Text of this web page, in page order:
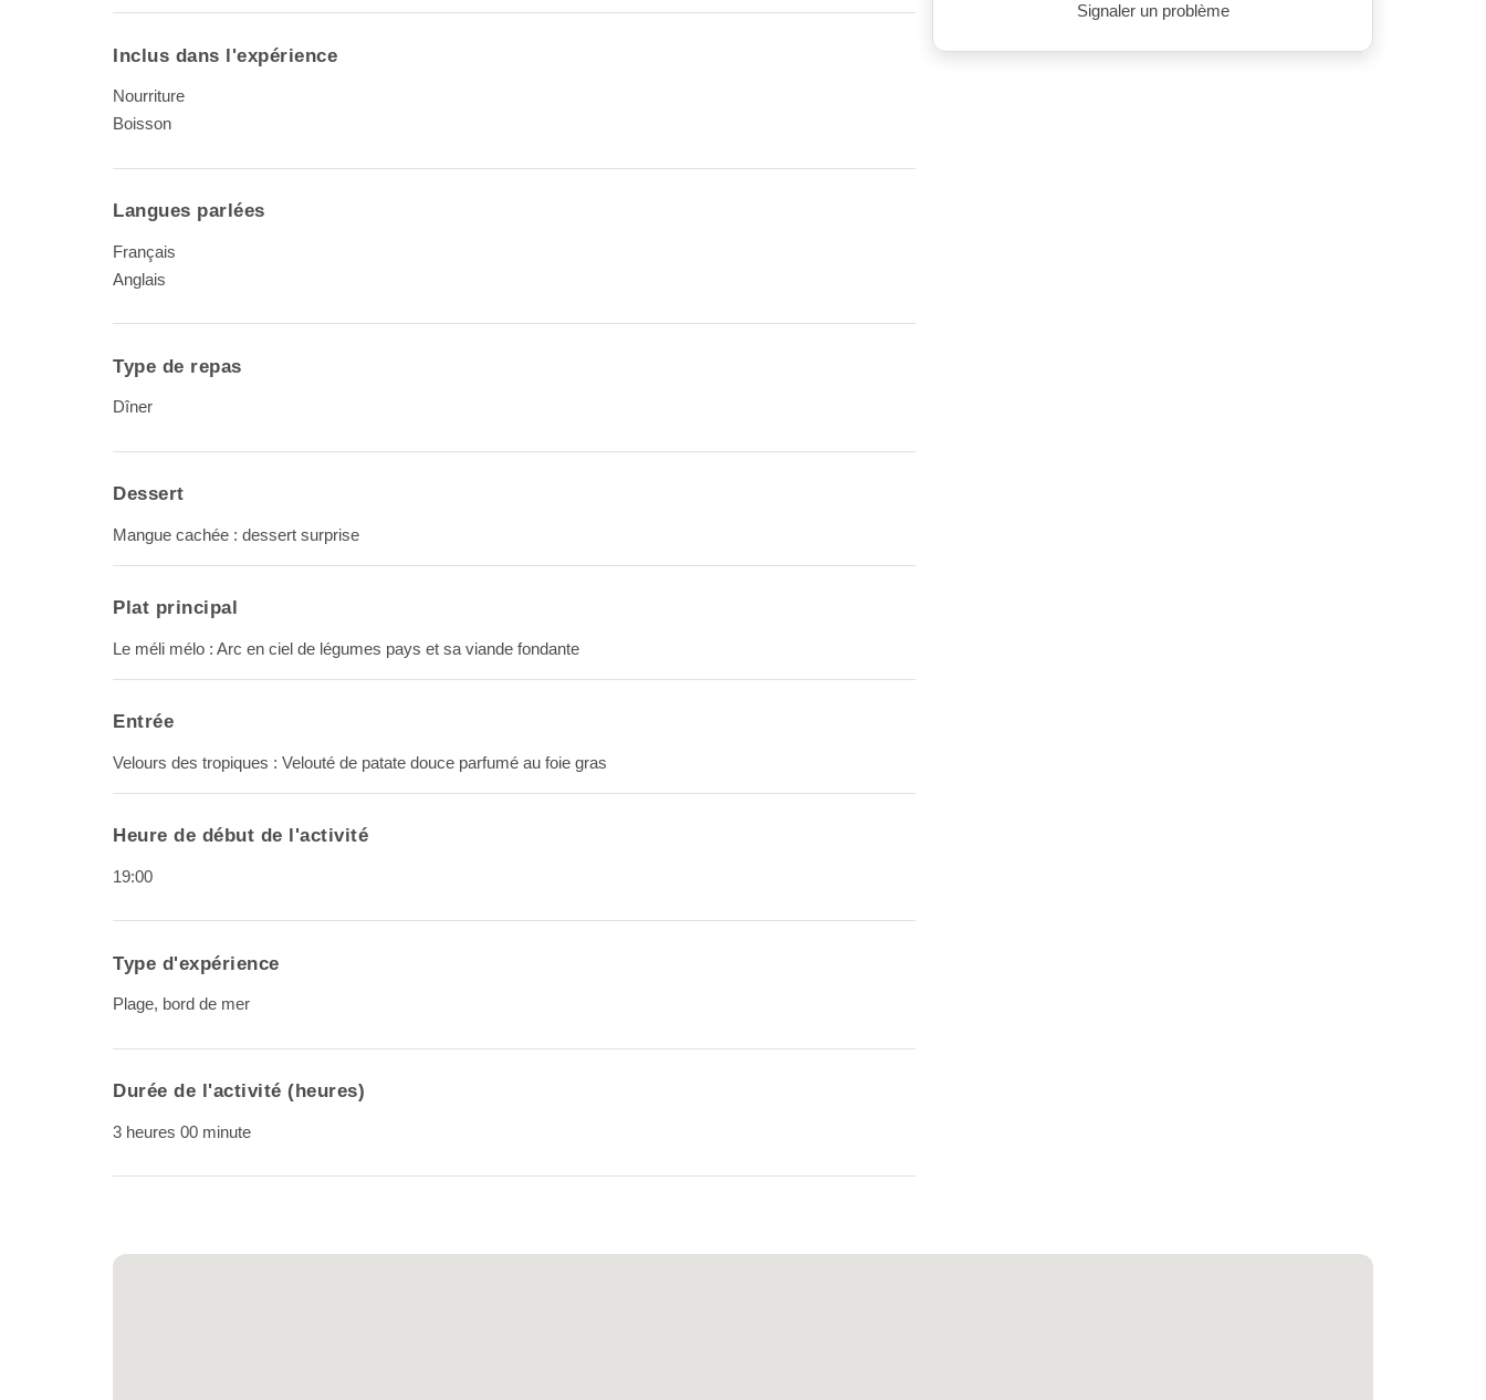
Inclus dans l'expérience
Nourriture
Boisson
Langues parlées
Français
Anglais
Type de repas
Dîner
Dessert
Mangue cachée : dessert surprise
Plat principal
Le méli mélo : Arc en ciel de légumes pays et sa viande fondante
Entrée
Velours des tropiques : Velouté de patate douce parfumé au foie gras
Heure de début de l'activité
19:00
Type d'expérience
Plage, bord de mer
Durée de l'activité (heures)
3 heures 00 minute
Signaler un problème